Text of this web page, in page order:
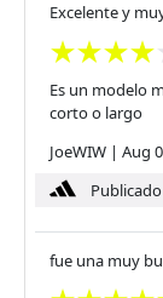
Excelente y
Es un modelo
corto o largo
JoeWIW | Aug
fue una muy